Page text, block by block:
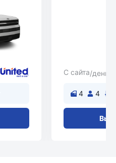
С сайта/день
4 4